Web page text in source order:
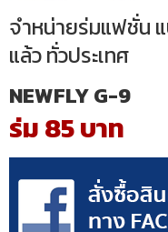
จำหน่ายร่มแฟชั่น
แล้ว ทั่วประเทศ
NEWFLY G-9
ร่ม 85 บาท